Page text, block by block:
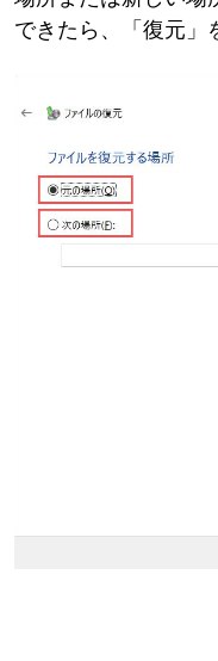
できたら、「復元」